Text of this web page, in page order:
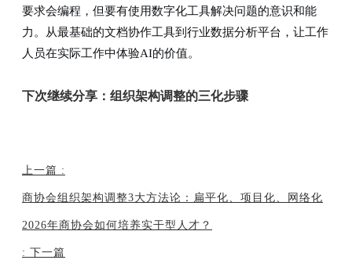
要求会编程，但要有使用数字化工具解决问题的意识和能
力。从最基础的文档协作工具到行业数据分析平台，让工作
人员在实际工作中体验AI的价值。
下次继续分享：组织架构调整的三化步骤
上一篇 :
商协会组织架构调整3大方法论：扁平化、项目化、网络化
2026年商协会如何培养实干型人才？
: 下一篇